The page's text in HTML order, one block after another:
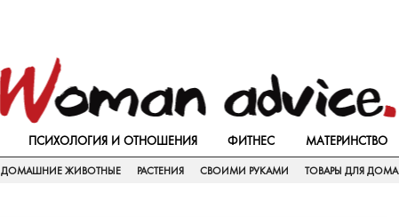
ПСИХОЛОГИЯ И ОТНОШЕНИЯ ФИТНЕС МАТЕРИНСТВО
ДОМАШНИЕ ЖИВОТНЫЕ РАСТЕНИЯ СВОИМИ РУКАМИ ТОВАРЫ ДЛЯ ДОМА